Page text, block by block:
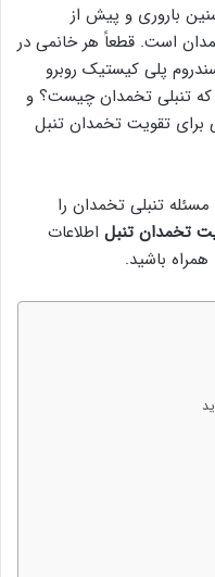
باروری و پیش از
است. قطعاً هر خانمی در
پلی کیستیک روبرو
تنبلی تخمدان چیست؟ و
برای تقویت تخمدان تنبل
تنبلی تخمدان را
تخمدان تنبل اطلاعات
همراه باشید.